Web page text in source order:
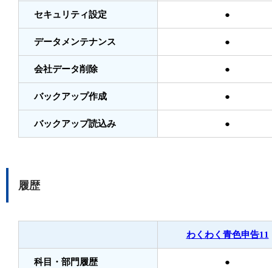
セキュリティ設定 ●
データメンテナンス ●
会社データ削除 ●
バックアップ作成 ●
バックアップ読込み ●
履歴
わくわく青色申告11
科目・部門履歴 ●